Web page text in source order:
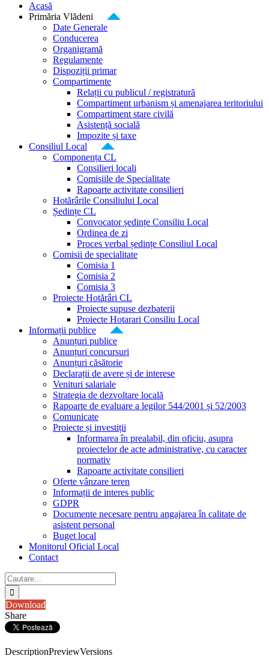
Acasă
Primăria Vlădeni
Date Generale
Conducerea
Organigramă
Regulamente
Dispoziții primar
Compartimente
Relații cu publicul / registratură
Compartiment urbanism și amenajarea teritoriului
Compartiment stare civilă
Asistență socială
Impozite și taxe
Consiliul Local
Componența CL
Consilieri locali
Comisiile de Specialitate
Rapoarte activitate consilieri
Hotărârile Consiliului Local
Ședințe CL
Convocator ședințe Consiliu Local
Ordinea de zi
Proces verbal ședințe Consiliul Local
Comisii de specialitate
Comisia 1
Comisia 2
Comisia 3
Proiecte Hotărâri CL
Proiecte supuse dezbaterii
Proiecte Hotarari Consiliu Local
Informații publice
Anunțuri publice
Anunțuri concursuri
Anunțuri căsătorie
Declarații de avere și de interese
Venituri salariale
Strategia de dezvoltare locală
Rapoarte de evaluare a legilor 544/2001 și 52/2003
Comunicate
Proiecte și investiții
Informarea în prealabil, din oficiu, asupra
proiectelor de acte administrative, cu caracter
normativ
Rapoarte activitate consilieri
Oferte vânzare teren
Informații de interes public
GDPR
Documente necesare pentru angajarea în calitate de
asistent personal
Buget local
Monitorul Oficial Local
Contact
Cautare...
Download
Share
DescriptionPreviewVersions